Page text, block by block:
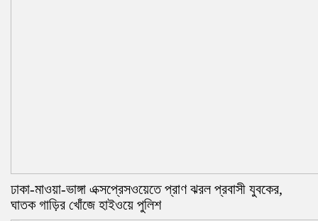
ঢাকা-মাওয়া-ভাঙ্গা এক্সপ্রেসওয়েতে প্রাণ ঝরল প্রবাসী যুবকের,
ঘাতক গাড়ির খোঁজে হাইওয়ে পুলিশ